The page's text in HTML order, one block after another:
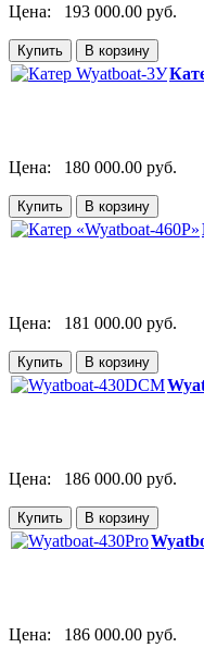
Цена: 193 000.00 руб.
Цена: 180 000.00 руб.
Цена: 181 000.00 руб.
Цена: 186 000.00 руб.
Цена: 186 000.00 руб.